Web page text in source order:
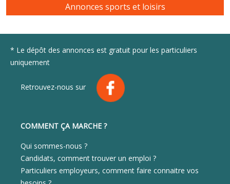
Annonces sports et loisirs
* Le dépôt des annonces est gratuit pour les particuliers
uniquement
Retrouvez-nous sur
COMMENT ÇA MARCHE ?
Qui sommes-nous ?
Candidats, comment trouver un emploi ?
Particuliers employeurs, comment faire connaitre vos